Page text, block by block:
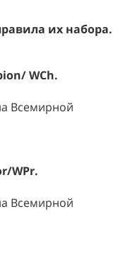
их набора.
/WCh.
Всемирной
WPr.
Всемирной